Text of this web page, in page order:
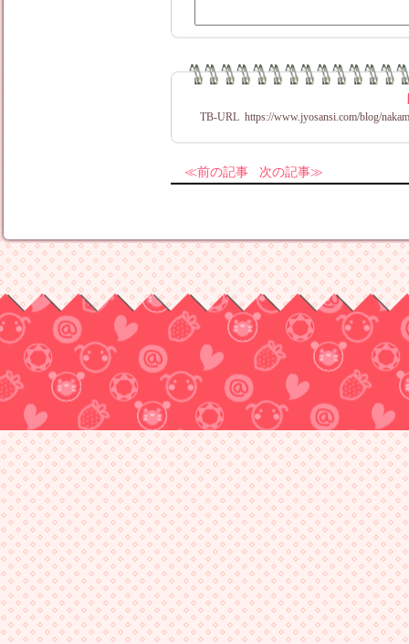
TB-URL https://www.jyosansi.com/blog/
前の記事 次の記事